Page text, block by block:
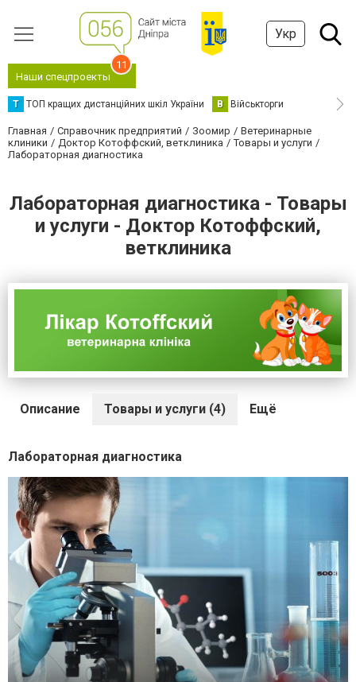
Укр
Наши спецпроекты
11
Т ТОП кращих дистанційних шкіл України В Військторги
Главная Справочник предприятий Зоомир
Ветеринарные
клиники
Доктор Котоффский, ветклиника
Товары и услуги
Лабораторная диагностика
Лабораторная диагностика - Товары
и услуги - Доктор Котоффский,
ветклиника
Описание Товары и услуги (4) Ещё
Лабораторная диагностика